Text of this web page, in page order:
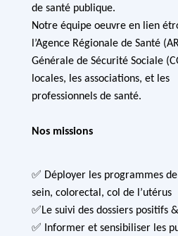
de santé publique.
Notre équipe oeuvre en lien
l’Agence Régionale de Santé
Générale de Sécurité Sociale
locales, les associations, et les
professionnels de santé.
Nos missions
✅ Déployer les programmes
sein, colorectal, col de l’utérus
✅Le suivi des dossiers positifs
✅ Informer et sensibiliser les